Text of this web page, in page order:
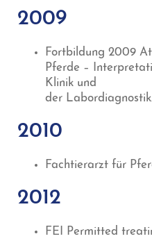
2009
Fortbildung 2009
Pferde –
Klinik und
der
2010
Fachtierarzt für
2012
FEI Permitted